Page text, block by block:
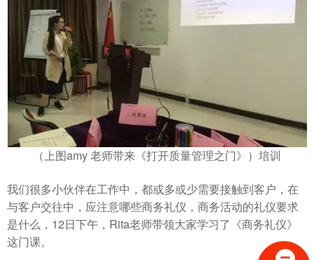
（上图amy 老师带来《打开质量管理之门》）培训
我们很多小伙伴在工作中，都或多或少需要接触到客户，在
与客户交往中，应注意哪些商务礼仪，商务活动的礼仪要求
是什么，12日下午，Rita老师带领大家学习了《商务礼仪》
这门课。